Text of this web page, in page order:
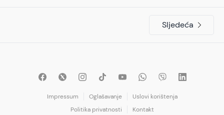
Sljedeća
Impressum Oglašavanje
Uslovi korištenja
Politika privatnosti
Kontakt